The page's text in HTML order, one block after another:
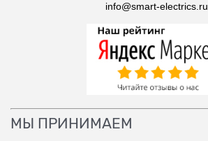
info@smart-electrics.ru
МЫ ПРИНИМАЕМ